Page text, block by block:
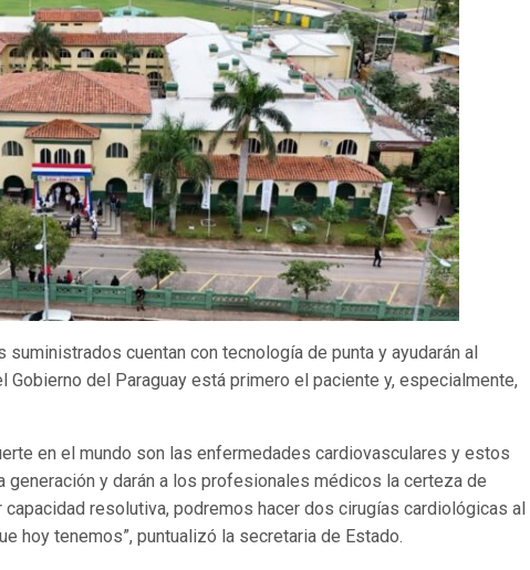
cuentan con tecnología de punta y ayudarán al
Gobierno del Paraguay está primero el paciente y, especialmente,
en el mundo son las enfermedades cardiovasculares y estos
y darán a los profesionales médicos la certeza de
resolutiva, podremos hacer dos cirugías cardiológicas al
hoy tenemos”, puntualizó la secretaria de Estado.